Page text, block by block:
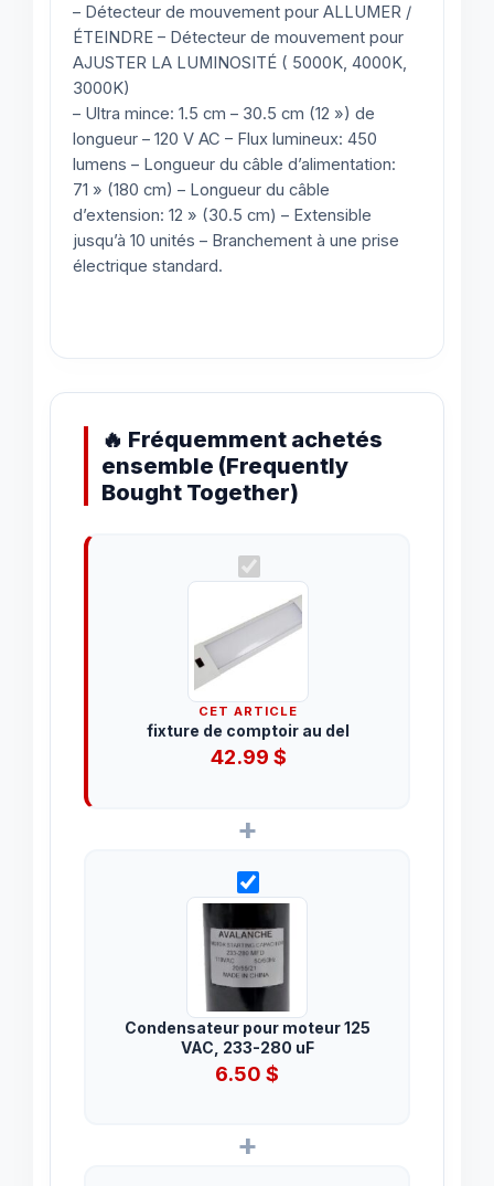
– Détecteur de mouvement pour ALLUMER /
ÉTEINDRE – Détecteur de mouvement pour
AJUSTER LA LUMINOSITÉ ( 5000K, 4000K,
3000K)
– Ultra mince: 1.5 cm – 30.5 cm (12 ») de
longueur – 120 V AC – Flux lumineux: 450
lumens – Longueur du câble d’alimentation:
71 » (180 cm) – Longueur du câble
d’extension: 12 » (30.5 cm) – Extensible
jusqu’à 10 unités – Branchement à une prise
électrique standard.
🔥 Fréquemment achetés
ensemble (Frequently
Bought Together)
CET ARTICLE
fixture de comptoir au del
42.99 $
+
Condensateur pour moteur 125
VAC, 233-280 uF
6.50 $
+